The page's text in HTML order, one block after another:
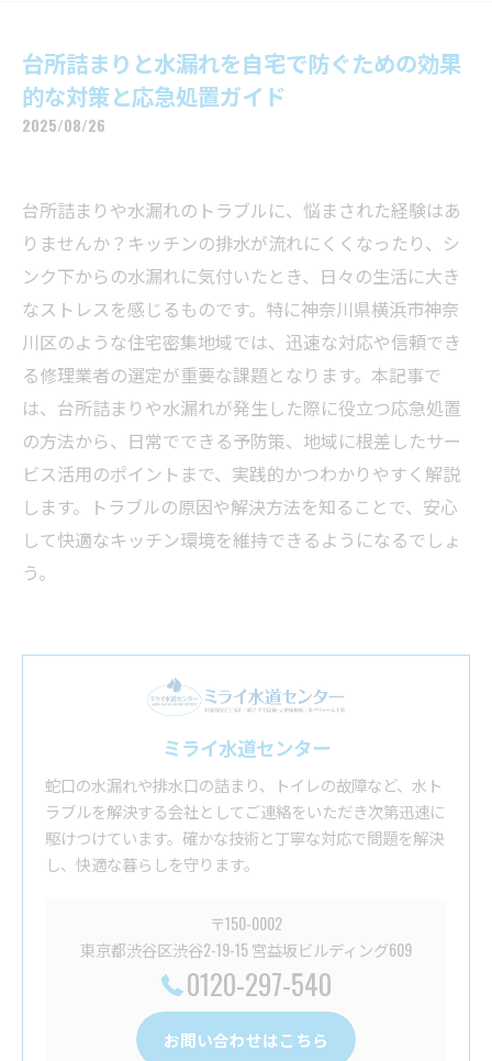
台所詰まりと水漏れを自宅で防ぐための効果
的な対策と応急処置ガイド
2025/08/26
台所詰まりや水漏れのトラブルに、悩まされた経験はあ
りませんか？キッチンの排水が流れにくくなったり、シ
ンク下からの水漏れに気付いたとき、日々の生活に大き
なストレスを感じるものです。特に神奈川県横浜市神奈
川区のような住宅密集地域では、迅速な対応や信頼でき
る修理業者の選定が重要な課題となります。本記事で
は、台所詰まりや水漏れが発生した際に役立つ応急処置
の方法から、日常でできる予防策、地域に根差したサー
ビス活用のポイントまで、実践的かつわかりやすく解説
します。トラブルの原因や解決方法を知ることで、安心
して快適なキッチン環境を維持できるようになるでしょ
う。
ミライ水道センター
蛇口の水漏れや排水口の詰まり、トイレの故障など、水ト
ラブルを解決する会社としてご連絡をいただき次第迅速に
駆けつけています。確かな技術と丁寧な対応で問題を解決
し、快適な暮らしを守ります。
〒150-0002
東京都渋谷区渋谷2-19-15 宮益坂ビルディング609
0120-297-540
お問い合わせはこちら